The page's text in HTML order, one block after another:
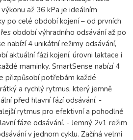
až 36 kPa je ideálním
po celé období kojení – od prvních
období výhradního odsávání až po
nabízí 4 unikátní režimy odsávání,
aktuální fázi kojení, úrovni laktace i
maminky. SmartSense nabízí 4
přizpůsobí potřebám každé
a rychlý rytmus, který jemně
před hlavní fází odsávání. -
rytmus pro efektivní a pohodlné
fáze odsávání. - Jemný 2v1 režim
v jednom cyklu. Začíná velmi